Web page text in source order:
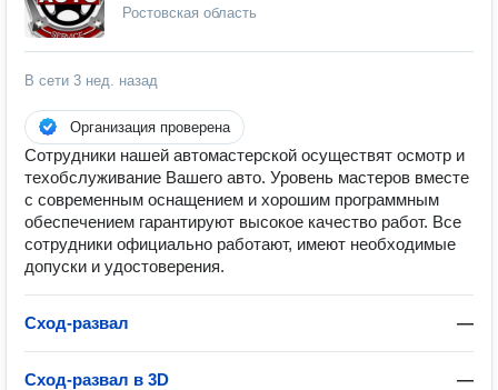
Ростовская область
В сети 3 нед. назад
Организация проверена
Сотрудники нашей автомастерской осуществят осмотр и
техобслуживание Вашего авто. Уровень мастеров вместе
с современным оснащением и хорошим программным
обеспечением гарантируют высокое качество работ. Все
сотрудники официально работают, имеют необходимые
допуски и удостоверения.
Сход-развал —
Сход-развал в 3D —